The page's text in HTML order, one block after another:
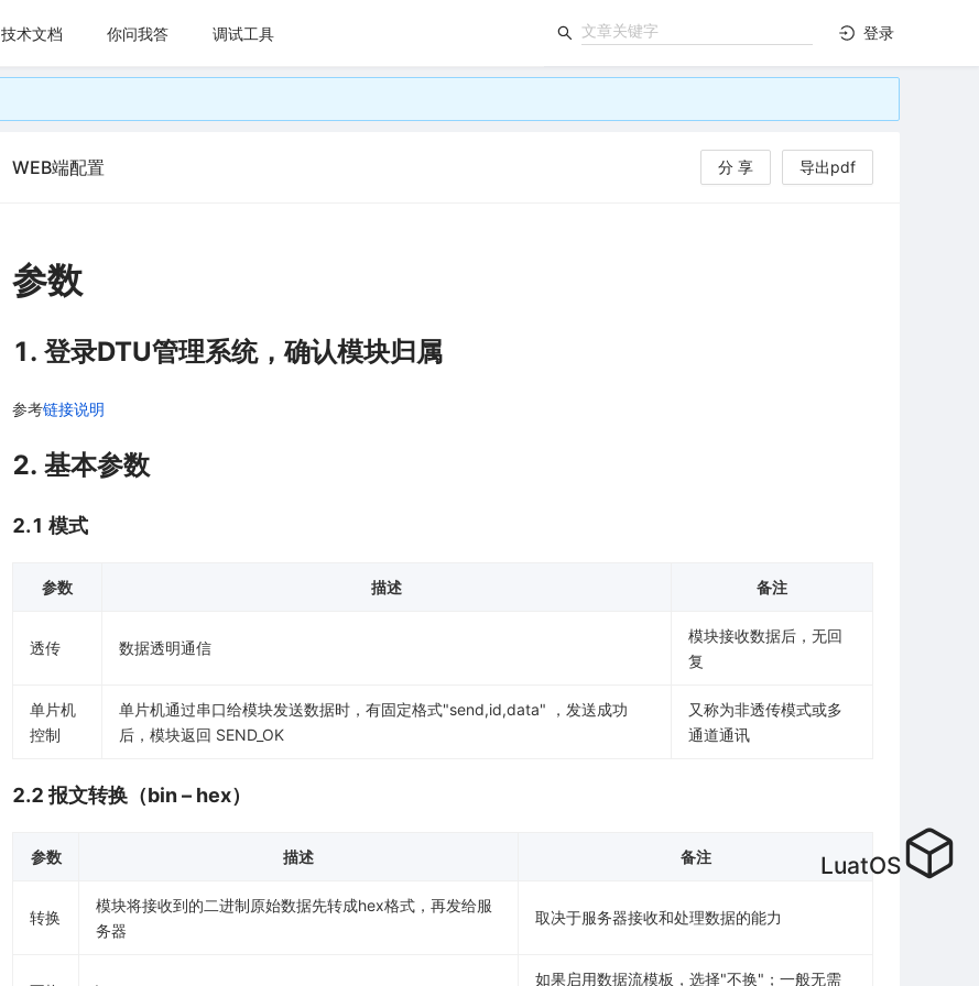
技术文档 你问我答 调试工具 登录
LuatOS
WEB端配置 分 享 导出pdf
参数
1. 登录DTU管理系统，确认模块归属
参考链接说明
2. 基本参数
2.1 模式
参数 描述 备注
透传 数据透明通信
模块接收数据后，无回
复
单片机
控制
单片机通过串口给模块发送数据时，有固定格式"send,id,data" ，发送成功
后，模块返回 SEND_OK
又称为非透传模式或多
通道通讯
2.2 报文转换（bin – hex）
参数 描述 备注
转换
模块将接收到的二进制原始数据先转成hex格式，再发给服
务器
取决于服务器接收和处理数据的能力
如果启用数据流模板，选择"不换"；一般无需